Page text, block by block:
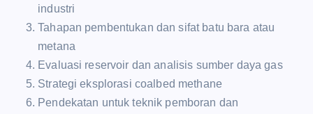
industri
Tahapan pembentukan dan sifat batu bara atau
metana
Evaluasi reservoir dan analisis sumber daya gas
Strategi eksplorasi coalbed methane
Pendekatan untuk teknik pemboran dan